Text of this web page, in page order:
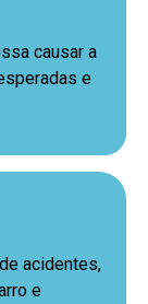
causar a
e
acidentes,
e